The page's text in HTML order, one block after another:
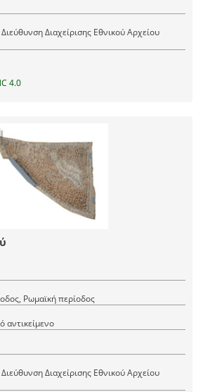
Διαχείρισης Εθνικού Αρχείου
4.0
Ρωμαϊκή περίοδος
αντικείμενο
Διαχείρισης Εθνικού Αρχείου